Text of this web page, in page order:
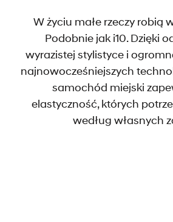
W życiu małe rzeczy robią
Podobnie jak i10. Dzięki
wyrazistej stylistyce i
najnowocześniejszych
samochód miejski
elastyczność, których
według własnych